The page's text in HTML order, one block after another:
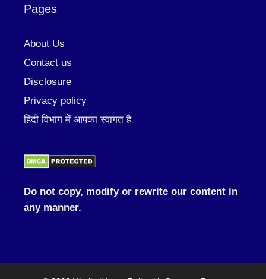
Pages
About Us
Contact us
Disclosure
Privacy policy
हिंदी विभाग में आपका स्वागत है
Do not copy, modify or rewrite our content in
any manner.